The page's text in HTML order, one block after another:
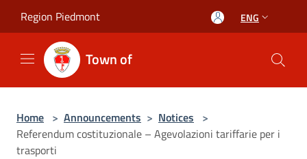
Region Piedmont ENG
Town of
Home > Announcements > Notices >
Referendum costituzionale – Agevolazioni tariffarie per i
trasporti